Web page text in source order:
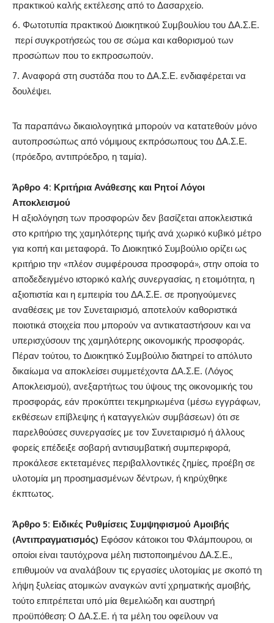
πρακτικού καλής εκτέλεσης από το Δασαρχείο.
Φωτοτυπία πρακτικού Διοικητικού Συμβουλίου του ΔΑ.Σ.Ε.
περί συγκροτήσεώς του σε σώμα και καθορισμού των
προσώπων που το εκπροσωπούν.
Αναφορά στη συστάδα που το ΔΑ.Σ.Ε. ενδιαφέρεται να
δουλέψει.
Τα παραπάνω δικαιολογητικά μπορούν να κατατεθούν μόνο
αυτοπροσώπως από νόμιμους εκπρόσωπους του ΔΑ.Σ.Ε.
(πρόεδρο, αντιπρόεδρο, η ταμία).
Άρθρο 4: Κριτήρια Ανάθεσης και Ρητοί Λόγοι
Αποκλεισμού
Η αξιολόγηση των προσφορών δεν βασίζεται αποκλειστικά
στο κριτήριο της χαμηλότερης τιμής ανά χωρικό κυβικό μέτρο
για κοπή και μεταφορά. Το Διοικητικό Συμβούλιο ορίζει ως
κριτήριο την «πλέον συμφέρουσα προσφορά», στην οποία το
αποδεδειγμένο ιστορικό καλής συνεργασίας, η ετοιμότητα, η
αξιοπιστία και η εμπειρία του ΔΑ.Σ.Ε. σε προηγούμενες
αναθέσεις με τον Συνεταιρισμό, αποτελούν καθοριστικά
ποιοτικά στοιχεία που μπορούν να αντικαταστήσουν και να
υπερισχύσουν της χαμηλότερης οικονομικής προσφοράς.
Πέραν τούτου, το Διοικητικό Συμβούλιο διατηρεί το απόλυτο
δικαίωμα να αποκλείσει συμμετέχοντα ΔΑ.Σ.Ε. (Λόγος
Αποκλεισμού), ανεξαρτήτως του ύψους της οικονομικής του
προσφοράς, εάν προκύπτει τεκμηριωμένα (μέσω εγγράφων,
εκθέσεων επίβλεψης ή καταγγελιών συμβάσεων) ότι σε
παρελθούσες συνεργασίες με τον Συνεταιρισμό ή άλλους
φορείς επέδειξε σοβαρή αντισυμβατική συμπεριφορά,
προκάλεσε εκτεταμένες περιβαλλοντικές ζημίες, προέβη σε
υλοτομία μη προσημασμένων δέντρων, ή κηρύχθηκε
έκπτωτος.
Άρθρο 5: Ειδικές Ρυθμίσεις Συμψηφισμού Αμοιβής
(Αντιπραγματισμός) Εφόσον κάτοικοι του Φλάμπουρου, οι
οποίοι είναι ταυτόχρονα μέλη πιστοποιημένου ΔΑ.Σ.Ε.,
επιθυμούν να αναλάβουν τις εργασίες υλοτομίας με σκοπό τη
λήψη ξυλείας ατομικών αναγκών αντί χρηματικής αμοιβής,
τούτο επιτρέπεται υπό μία θεμελιώδη και αυστηρή
προϋπόθεση: Ο ΔΑ.Σ.Ε. ή τα μέλη του οφείλουν να